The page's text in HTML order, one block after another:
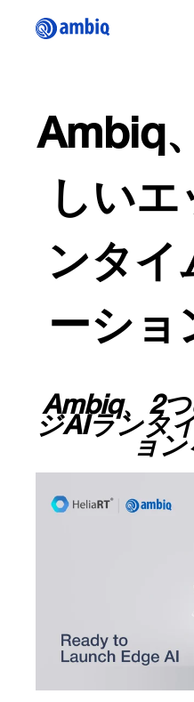
Ambiq
しいエ
ンタイ
ーショ
Ambiq、2
ジAIランタ
ョ